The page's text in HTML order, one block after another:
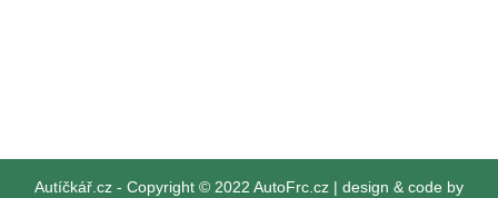
Autíčkář.cz - Copyright © 2022 AutoFrc.cz | design & code by